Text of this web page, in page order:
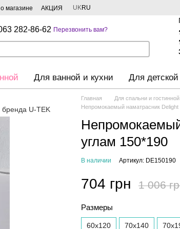
магазине АКЦИЯ UKRU
282-86-62 Перезвонить вам?
Для ванной и кухни Для детской
Главная Для спальни и гостинной
Непромокаемый наматрасник Delight
углам 150*190
В наличии Артикул: DE150190
704 грн 1 006
Размеры
60х120 70х140